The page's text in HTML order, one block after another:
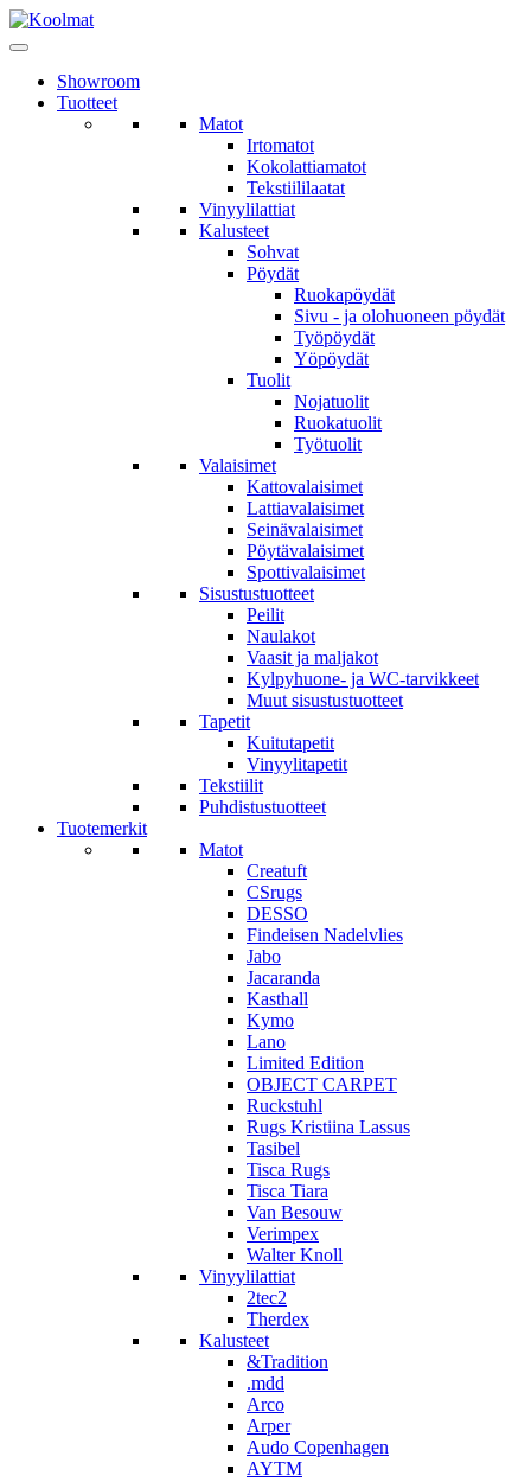
Showroom
Tuotteet
Matot
Irtomatot
Kokolattiamatot
Tekstiililaatat
Vinyylilattiat
Kalusteet
Sohvat
Pöydät
Ruokapöydät
Sivu - ja olohuoneen pöydät
Työpöydät
Yöpöydät
Tuolit
Nojatuolit
Ruokatuolit
Työtuolit
Valaisimet
Kattovalaisimet
Lattiavalaisimet
Seinävalaisimet
Pöytävalaisimet
Spottivalaisimet
Sisustustuotteet
Peilit
Naulakot
Vaasit ja maljakot
Kylpyhuone- ja WC-tarvikkeet
Muut sisustustuotteet
Tapetit
Kuitutapetit
Vinyylitapetit
Tekstiilit
Puhdistustuotteet
Tuotemerkit
Matot
Creatuft
CSrugs
DESSO
Findeisen Nadelvlies
Jabo
Jacaranda
Kasthall
Kymo
Lano
Limited Edition
OBJECT CARPET
Ruckstuhl
Rugs Kristiina Lassus
Tasibel
Tisca Rugs
Tisca Tiara
Van Besouw
Verimpex
Walter Knoll
Vinyylilattiat
2tec2
Therdex
Kalusteet
&Tradition
.mdd
Arco
Arper
Audo Copenhagen
AYTM